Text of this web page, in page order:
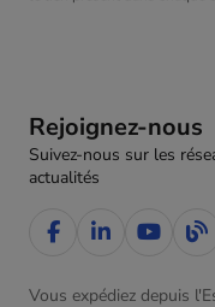
Rejoignez-nous
Suivez-nous sur les
actualités
Vous expédiez depuis